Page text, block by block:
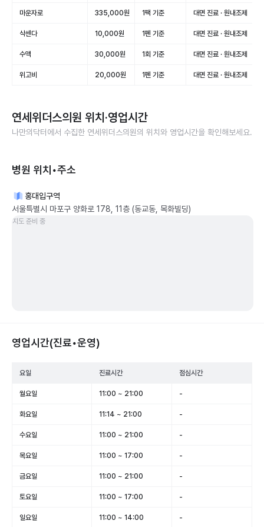
마운자로 335,000원 1팩 기준 대면 진료 · 원내조제
삭센다 10,000원 1펜 기준 대면 진료 · 원내조제
수액 30,000원 1회 기준 대면 진료 · 원내조제
위고비 20,000원 1펜 기준 대면 진료 · 원내조제
연세위더스의원 위치·영업시간
나만의닥터에서 수집한 연세위더스의원의 위치와 영업시간을 확인해보세요.
병원 위치•주소
홍대입구역
서울특별시 마포구 양화로 178, 11층 (동교동, 목화빌딩)
지도 준비 중
영업시간(진료•운영)
요일 진료시간 점심시간
월요일 11:00 ~ 21:00 -
화요일 11:14 ~ 21:00 -
수요일 11:00 ~ 21:00 -
목요일 11:00 ~ 17:00 -
금요일 11:00 ~ 21:00 -
토요일 11:00 ~ 17:00 -
일요일 11:00 ~ 14:00 -